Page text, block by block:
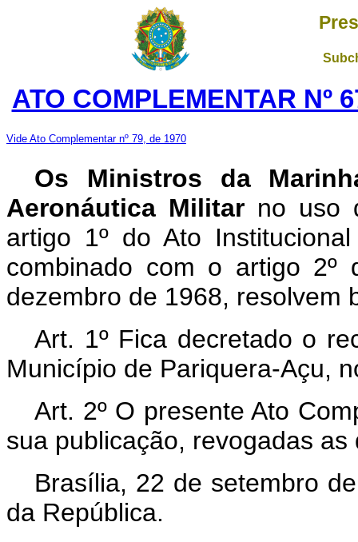
ATO COMPLEMENTAR Nº
Vide Ato Complementar nº 79, de 1970
Os Ministros da
Aeronáutica Militar no uso
artigo 1º do Ato
combinado com o artigo
dezembro de 1968, resolvem
Art. 1º Fica decretado o
Mu­nicípio de Pariquera‑Açu,
Art. 2º O presente Ato
sua publicação, revogadas
Brasília, 22 de setembro
da República.